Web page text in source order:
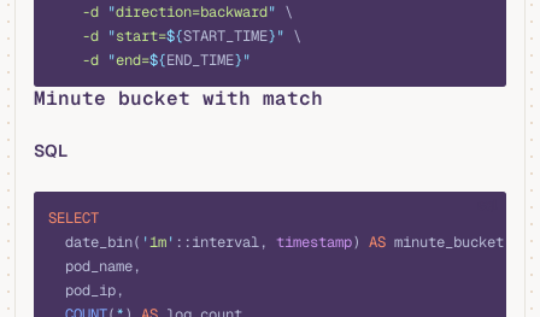
    -d
"direction=backward" \
    -d
"start=${START_TIME}" \
    -d
"end=${END_TIME}"
Minute bucket with match
SQL
SELECT
  date_bin(
'1m' ::interval, timestamp) AS minute_bucket,
  pod_name,
  pod_ip,